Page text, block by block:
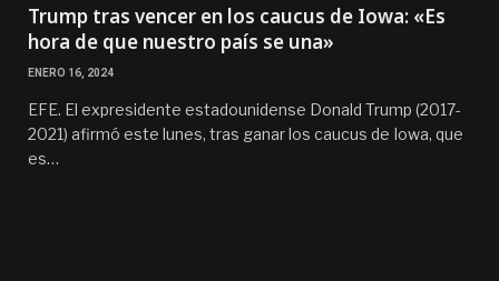
Trump tras vencer en los caucus de Iowa: «Es
hora de que nuestro país se una»
ENERO 16, 2024
EFE. El expresidente estadounidense Donald Trump (2017-
2021) afirmó este lunes, tras ganar los caucus de Iowa, que
es…